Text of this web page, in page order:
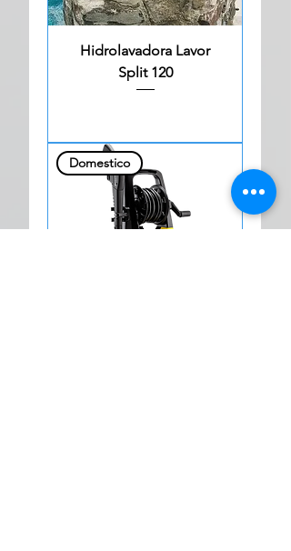
Hidrolavadora Lavor
Split 120
Domestico